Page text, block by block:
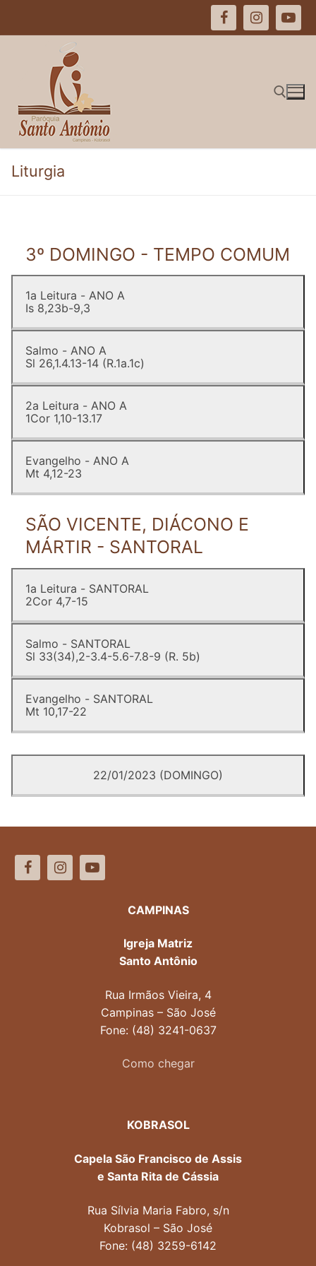
Pesquisar por:
Liturgia
3º DOMINGO - TEMPO COMUM
1a Leitura - ANO A
Is 8,23b-9,3
Salmo - ANO A
Sl 26,1.4.13-14 (R.1a.1c)
2a Leitura - ANO A
1Cor 1,10-13.17
Evangelho - ANO A
Mt 4,12-23
SÃO VICENTE, DIÁCONO E
MÁRTIR - SANTORAL
1a Leitura - SANTORAL
2Cor 4,7-15
Salmo - SANTORAL
Sl 33(34),2-3.4-5.6-7.8-9 (R. 5b)
Evangelho - SANTORAL
Mt 10,17-22
22/01/2023 (DOMINGO)
CAMPINAS
Igreja Matriz
Santo Antônio
Rua Irmãos Vieira, 4
Campinas – São José
Fone: (48) 3241-0637
Como chegar
KOBRASOL
Capela São Francisco de Assis
e Santa Rita de Cássia
Rua Sílvia Maria Fabro, s/n
Kobrasol – São José
Fone: (48) 3259-6142